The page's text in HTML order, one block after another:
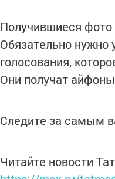
Получившиеся
Обязательно нужно
голосования,
Они получат
Следите за самым
Читайте новости